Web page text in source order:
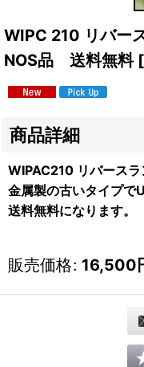
WIPC 210 リバー
NOS品 送料無料 [
商品詳細
WIPAC210 リバース
金属製の古いタイプ
送料無料になります。
販売価格: 16,500